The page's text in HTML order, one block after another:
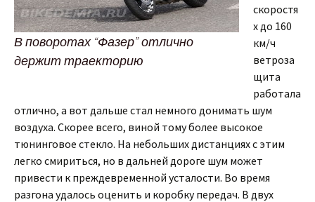
В поворотах “Фазер” отлично
держит траекторию
скоростя
х до 160
км/ч
ветроза
щита
работала
отлично, а вот дальше стал немного донимать шум
воздуха. Скорее всего, виной тому более высокое
тюнинговое стекло. На небольших дистанциях с этим
легко смириться, но в дальней дороге шум может
привести к преждевременной усталости. Во время
разгона удалось оценить и коробку передач. В двух